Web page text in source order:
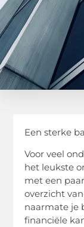
Een sterke
Voor veel
het leukste
met een
overzicht
naarmate je
financiële